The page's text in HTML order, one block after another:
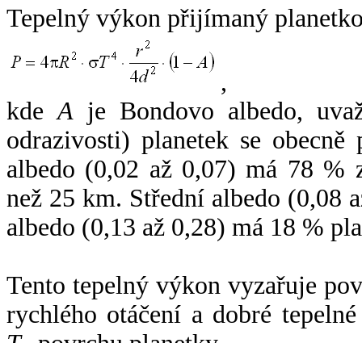
Tepelný výkon přijímaný
,
kdeA je Bondovo albedo,
odrazivosti) planetek se
albedo (0,02 až 0,07) má 78 %
než 25 km. Střední albedo (0,08
albedo (0,13 až 0,28) má 18 %
Tento tepelný výkon vyzařuje
rychlého otáčení a dobré